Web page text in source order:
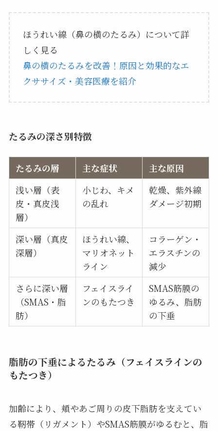
ほうれい線（鼻の横のたるみ）について詳
しく見る
鼻の横のたるみを改善！原因と効果的なエ
クササイズ・美容医療を紹介
たるみの深さ別特徴
たるみの層 主な症状
主な原因
浅い層（表
皮・真皮浅
層）
小じわ、キメ
の乱れ
乾燥、紫外線
ダメージ初期
深い層（真皮
深層）
ほうれい線、
マリオネット
ライン
コラーゲン・
エラスチンの
減少
さらに深い層
（SMAS・脂
肪）
フェイスライ
ンのもたつき
SMAS筋膜の
ゆるみ、脂肪
の下垂
脂肪の下垂によるたるみ（フェイスラインの
もたつき）
加齢により、頬やあご周りの皮下脂肪を支えてい
る靭帯（リガメント）やSMAS筋膜がゆるむと、脂